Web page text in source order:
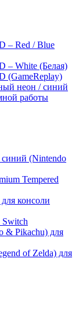
– Red / Blue
– White (Белая)
(GameReplay)
неон / синий
работы
(Nintendo
Tempered
консоли
Switch
& Pikachu) для
of Zelda) для